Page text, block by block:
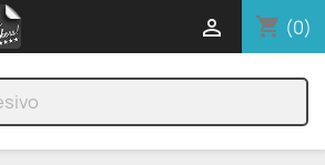
shopping_cart (0)
